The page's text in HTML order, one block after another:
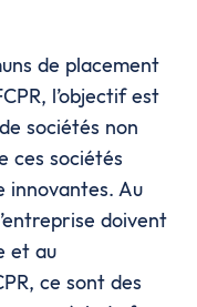
de placement
l’objectif est
sociétés non
ces sociétés
innovantes. Au
doivent
et au
ce sont des